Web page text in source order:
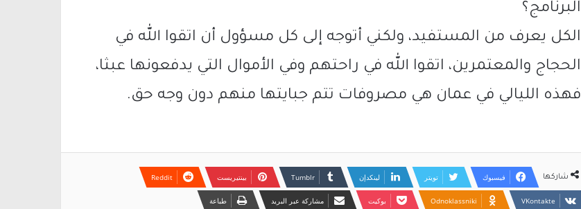
البرنامج؟
الكل يعرف من المستفيد، ولكني أتوجه إلى كل مسؤول أن اتقوا الله في
الحجاج والمعتمرين، اتقوا الله في راحتهم وفي الأموال التي يدفعونها عبثا،
فهذه الليالي في عمان هي مصروفات تتم جبايتها منهم دون وجه حق.
شاركها فيسبوك تويتر لينكدإن بينتيريست
Odnoklassniki بوكيت مشاركة عبر البريد طباعة